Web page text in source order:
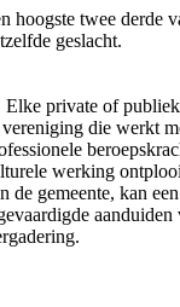
hoogste twee derde
geslacht.
Elke private of
die werkt
werking
de gemeente, kan